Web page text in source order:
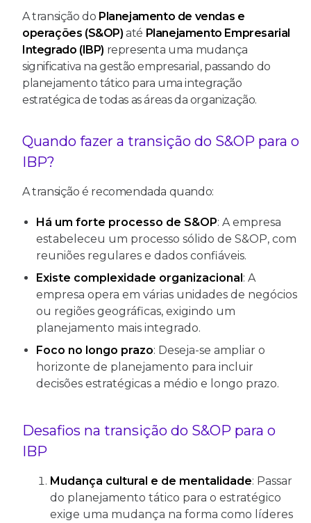
A transição do Planejamento de vendas e
operações (S&OP) até Planejamento Empresarial
Integrado (IBP) representa uma mudança
significativa na gestão empresarial, passando do
planejamento tático para uma integração
estratégica de todas as áreas da organização.
Quando fazer a transição do S&OP para o
IBP?
A transição é recomendada quando:
Há um forte processo de S&OP: A empresa
estabeleceu um processo sólido de S&OP, com
reuniões regulares e dados confiáveis.
Existe complexidade organizacional: A
empresa opera em várias unidades de negócios
ou regiões geográficas, exigindo um
planejamento mais integrado.
Foco no longo prazo: Deseja-se ampliar o
horizonte de planejamento para incluir
decisões estratégicas a médio e longo prazo.
Desafios na transição do S&OP para o
IBP
Mudança cultural e de mentalidade: Passar
do planejamento tático para o estratégico
exige uma mudança na forma como líderes